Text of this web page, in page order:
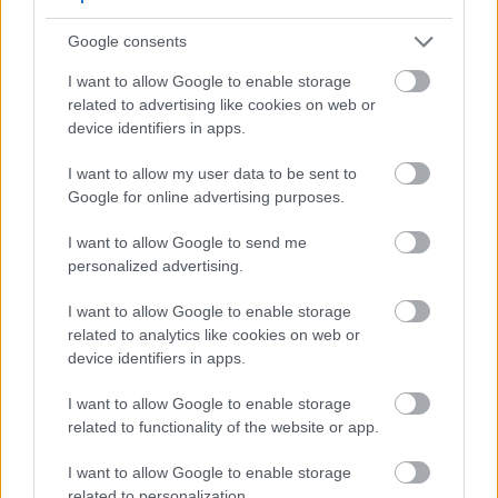
Google consents
I want to allow Google to enable storage
related to advertising like cookies on web or
device identifiers in apps.
I want to allow my user data to be sent to
Google for online advertising purposes.
I want to allow Google to send me
personalized advertising.
I want to allow Google to enable storage
related to analytics like cookies on web or
device identifiers in apps.
I want to allow Google to enable storage
related to functionality of the website or app.
I want to allow Google to enable storage
Wai-iti izdanja s jednim hmeljem: idealna za
degustacije i ograničena točenja.
prelivenog pjenom i svježim češerima hmelja Wai-iti,
postavljenih na rustikalnom drvenom stolu sa zrnima
Kliknite ili dodirnite sliku za više informacija i veće